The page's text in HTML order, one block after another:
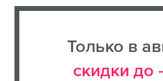
Только в
скидки до